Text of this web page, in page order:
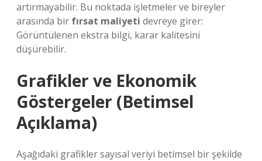
artırmayabilir. Bu noktada işletmeler ve bireyler
arasında bir fırsat maliyeti devreye girer:
Görüntülenen ekstra bilgi, karar kalitesini
düşürebilir.
Grafikler ve Ekonomik
Göstergeler (Betimsel
Açıklama)
Aşağıdaki grafikler sayısal veriyi betimsel bir şekilde